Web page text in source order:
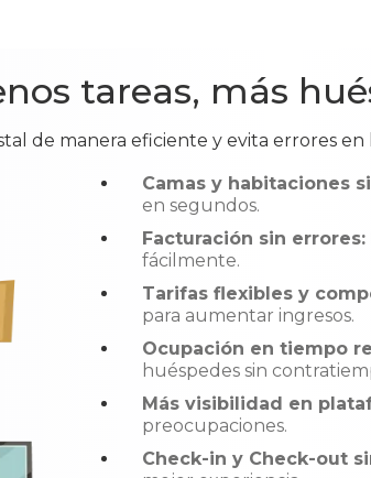
tareas, más
de manera eficiente y evita errores en
Camas y habitaciones
en segundos.
Facturación sin errores:
fácilmente.
Tarifas flexibles y
para aumentar ingresos.
Ocupación en tiempo
huéspedes sin
Más visibilidad en
preocupaciones.
Check-in y Check-out